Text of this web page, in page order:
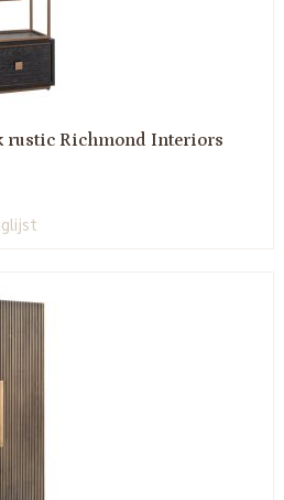
rustic Richmond Interiors